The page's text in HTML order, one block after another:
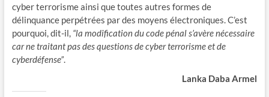
cyber terrorisme ainsi que toutes autres formes de
délinquance perpétrées par des moyens électroniques. C’est
pourquoi, dit-il, “la modification du code pénal s’avère nécessaire
car ne traitant pas des questions de cyber terrorisme et de
cyberdéfense”.
Lanka Daba Armel